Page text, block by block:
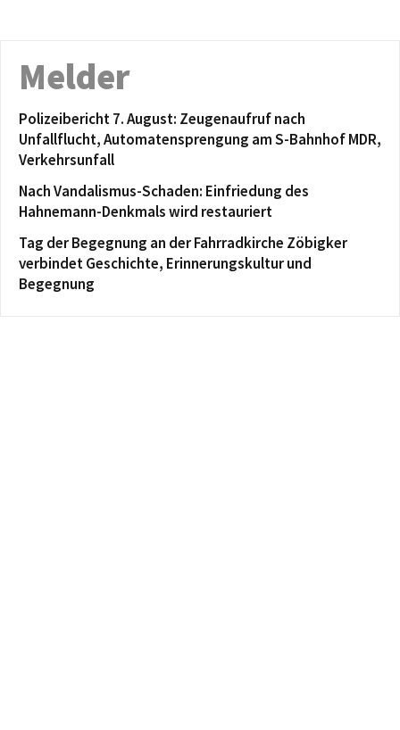
Melder
Polizeibericht 7. August: Zeugenaufruf nach
Unfallflucht, Automatensprengung am S-Bahnhof MDR,
Verkehrsunfall
Nach Vandalismus-Schaden: Einfriedung des
Hahnemann-Denkmals wird restauriert
Tag der Begegnung an der Fahrradkirche Zöbigker
verbindet Geschichte, Erinnerungskultur und
Begegnung